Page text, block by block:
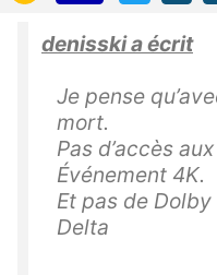
denisski a écrit
Je pense
mort.
Pas d’accès
Événement 4K.
Et pas de
Delta